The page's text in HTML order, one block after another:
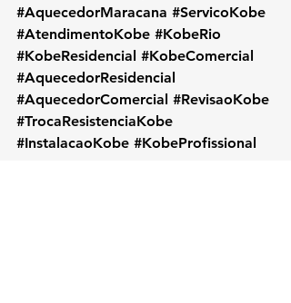
#AquecedorMaracana #ServicoKobe
#AtendimentoKobe #KobeRio
#KobeResidencial #KobeComercial
#AquecedorResidencial
#AquecedorComercial #RevisaoKobe
#TrocaResistenciaKobe
#InstalacaoKobe #KobeProfissional